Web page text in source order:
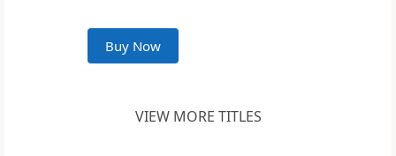
Buy Now
VIEW MORE TITLES